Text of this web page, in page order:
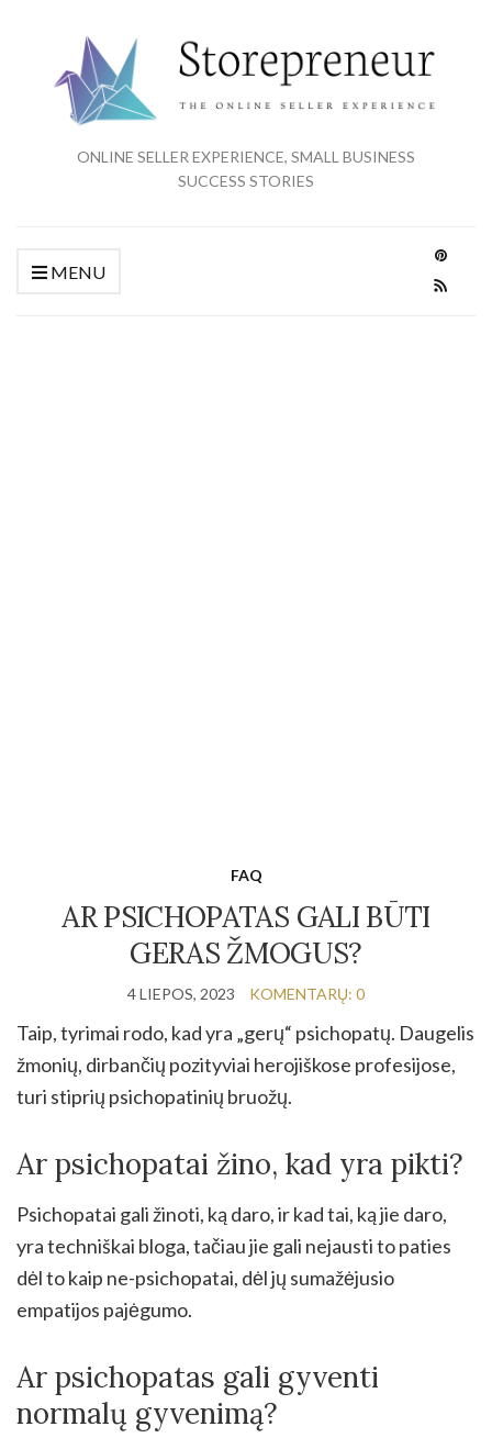
ONLINE SELLER EXPERIENCE, SMALL BUSINESS
SUCCESS STORIES
MENU
FAQ
AR PSICHOPATAS GALI BŪTI
GERAS ŽMOGUS?
4 LIEPOS, 2023 KOMENTARŲ: 0
Taip, tyrimai rodo, kad yra „gerų“ psichopatų. Daugelis
žmonių, dirbančių pozityviai herojiškose profesijose,
turi stiprių psichopatinių bruožų.
Ar psichopatai žino, kad yra pikti?
Psichopatai gali žinoti, ką daro, ir kad tai, ką jie daro,
yra techniškai bloga, tačiau jie gali nejausti to paties
dėl to kaip ne-psichopatai, dėl jų sumažėjusio
empatijos pajėgumo.
Ar psichopatas gali gyventi
normalų gyvenimą?